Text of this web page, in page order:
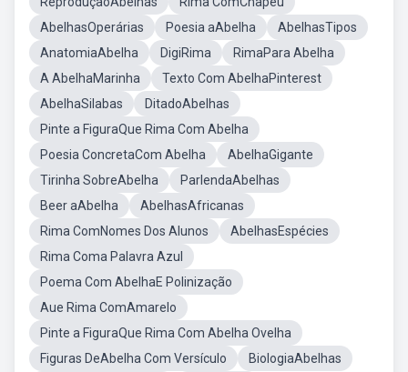
AbelhasOperárias
Poesia aAbelha
AbelhasTipos
AnatomiaAbelha
DigiRima
RimaPara Abelha
A AbelhaMarinha
Texto Com AbelhaPinterest
AbelhaSilabas
DitadoAbelhas
Pinte a FiguraQue Rima Com Abelha
Poesia ConcretaCom Abelha
AbelhaGigante
Tirinha SobreAbelha
ParlendaAbelhas
Beer aAbelha
AbelhasAfricanas
Rima ComNomes Dos Alunos
AbelhasEspécies
Rima Coma Palavra Azul
Poema Com AbelhaE Polinização
Aue Rima ComAmarelo
Pinte a FiguraQue Rima Com Abelha Ovelha
Figuras DeAbelha Com Versículo
BiologiaAbelhas